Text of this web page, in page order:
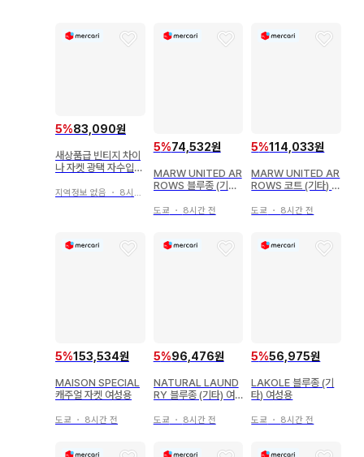
5%83,090원
새상품급 빈티지 차이
나 자켓 광택 자수입
지역정보 없음 ・ 8시간 전
5%74,532원
MARW UNITED AR
ROWS 블루종 (기타)
도쿄 ・ 8시간 전
5%114,033원
MARW UNITED AR
ROWS 코트 (기타) 여
도쿄 ・ 8시간 전
5%153,534원
MAISON SPECIAL
캐주얼 자켓 여성용
도쿄 ・ 8시간 전
5%96,476원
NATURAL LAUND
RY 블루종 (기타) 여
도쿄 ・ 8시간 전
5%56,975원
LAKOLE 블루종 (기
타) 여성용
도쿄 ・ 8시간 전